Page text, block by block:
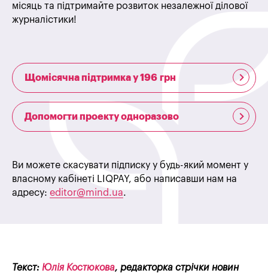
місяць та підтримайте розвиток незалежної ділової
журналістики!
Щомісячна підтримка у 196 грн
Допомогти проекту одноразово
Ви можете скасувати підписку у будь-який момент у
власному кабінеті LIQPAY, або написавши нам на
адресу: editor@mind.ua.
Текст: Юлія Костюкова, редакторка стрічки новин